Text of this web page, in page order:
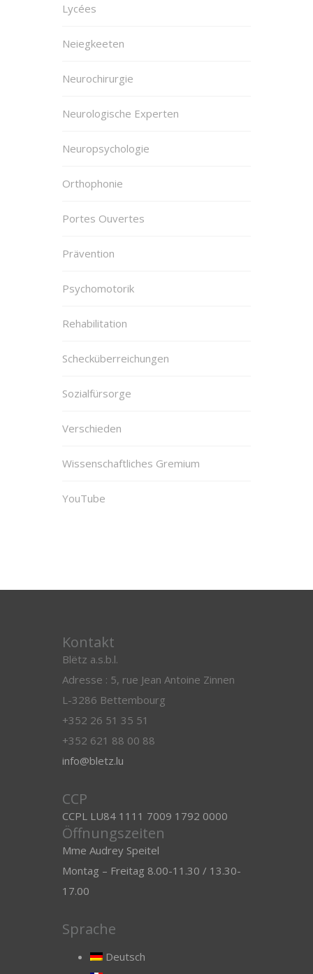
Lycées
Neiegkeeten
Neurochirurgie
Neurologische Experten
Neuropsychologie
Orthophonie
Portes Ouvertes
Prävention
Psychomotorik
Rehabilitation
Schecküberreichungen
Sozialfürsorge
Verschieden
Wissenschaftliches Gremium
YouTube
Kontakt
Blëtz a.s.b.l.
Adresse : 5, rue Jean Antoine Zinnen
L-3286 Bettembourg
+352 26 51 35 51
+352 621 88 00 88
info@bletz.lu
CCP
CCPL LU84 1111 7009 1792 0000
Öffnungszeiten
Mme Audrey Speitel
Montag – Freitag 8.00-11.30 / 13.30-
17.00
Sprache
Deutsch